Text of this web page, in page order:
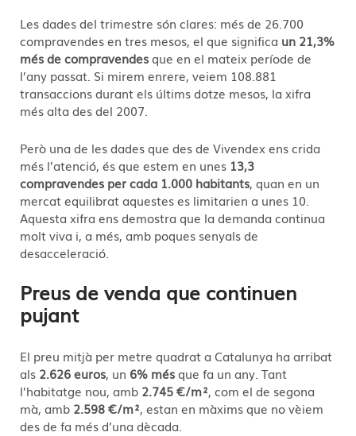
Les dades del trimestre són clares: més de 26.700
compravendes en tres mesos, el que significa un 21,3%
més de compravendesque en el mateix període de
l’any passat. Si mirem enrere, veiem 108.881
transaccions durant els últims dotze mesos, la xifra
més alta des del 2007.
Però una de les dades que des de Vivendex ens crida
més l’atenció, és que estem en unes 13,3
compravendes per cada 1.000 habitants, quan en un
mercat equilibrat aquestes es limitarien a unes 10.
Aquesta xifra ens demostra que la demanda continua
molt viva i, a més, amb poques senyals de
desacceleració.
Preus de venda que continuen
pujant
El preu mitjà per metre quadrat a Catalunya ha arribat
als 2.626 euros, un 6% mésque fa un any. Tant
l’habitatge nou, amb 2.745 €/m², com el de segona
mà, amb 2.598 €/m², estan en màxims que no vèiem
des de fa més d’una dècada.